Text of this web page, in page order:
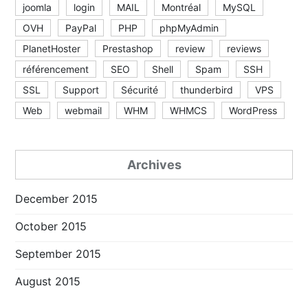
joomla
login MAIL Montréal
MySQL
OVH
PayPal PHP
phpMyAdmin
PlanetHoster
Prestashop review
reviews
référencement
SEO Shell Spam
SSH
SSL
Support Sécurité thunderbird
VPS
Web
webmail WHM WHMCS WordPress
Archives
December 2015
October 2015
September 2015
August 2015